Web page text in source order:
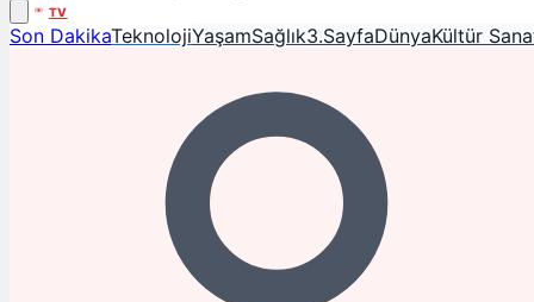
TV
Son DakikaTeknolojiYaşamSağlık3.SayfaDünyaKültür